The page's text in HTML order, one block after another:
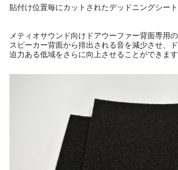
貼付け位置毎にカットされたデッドニングシート
メティオサウンド向けドアウーファー背面専用
スピーカー背面から排出される音を減少させ、
迫力ある低域をさらに向上させることができます